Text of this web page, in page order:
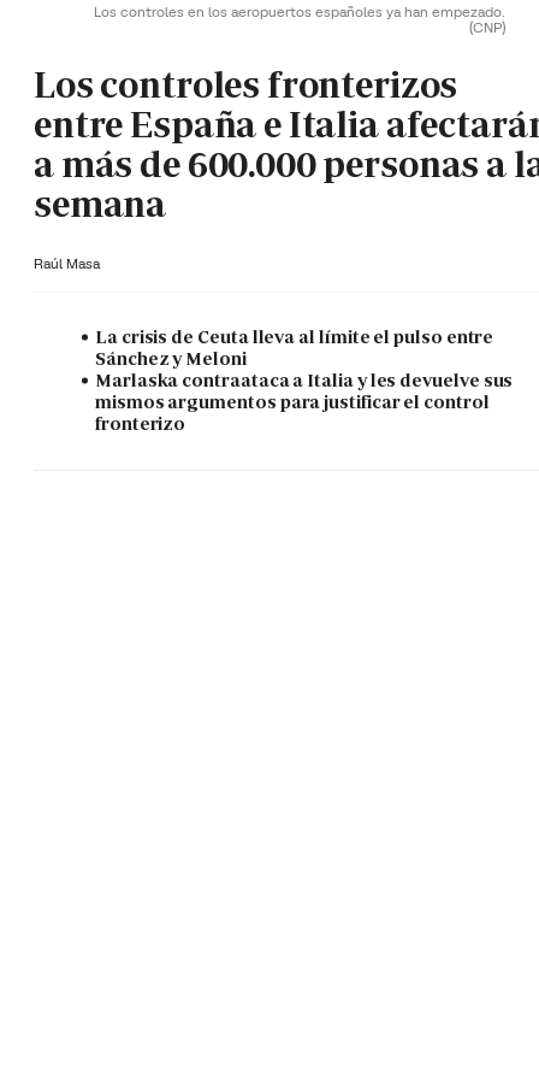
Los controles en los aeropuertos españoles ya han empezado.
(CNP)
Los controles fronterizos
entre España e Italia
a más de 600.000 personas a
semana
Raúl Masa
La crisis de Ceuta lleva al límite el pulso entre
Sánchez y Meloni
Marlaska contraataca a Italia y les devuelve sus
mismos argumentos para justificar el control
fronterizo